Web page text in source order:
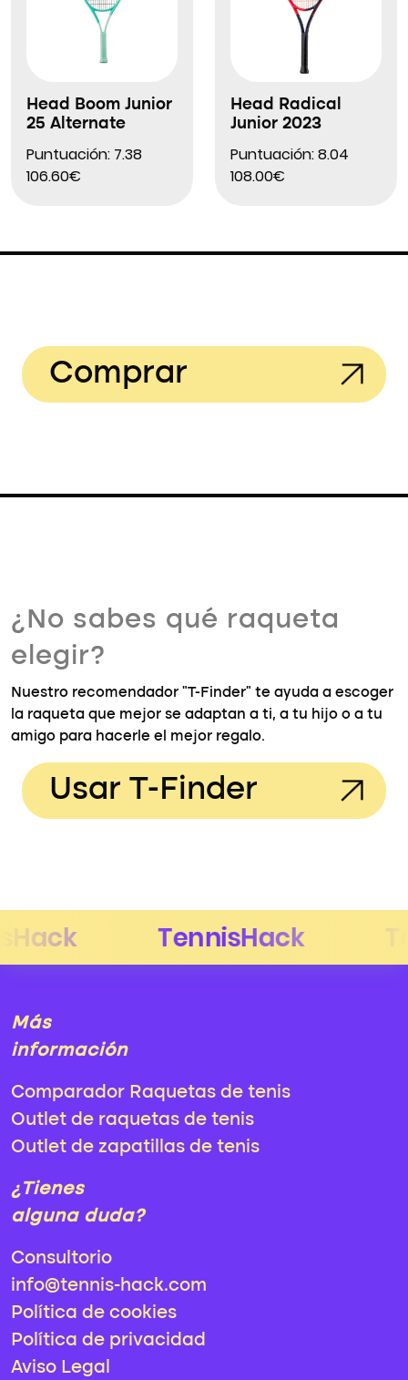
Head Boom Junior
25 Alternate
Puntuación: 7.38
106.60€
Head Radical
Junior 2023
Puntuación: 8.04
108.00€
Comprar
¿No sabes qué raqueta
elegir?
Nuestro recomendador "T-Finder" te ayuda a escoger
la raqueta que mejor se adaptan a ti, a tu hijo o a tu
amigo para hacerle el mejor regalo.
Usar T-Finder
Más
información
Comparador Raquetas de tenis
Outlet de raquetas de tenis
Outlet de zapatillas de tenis
¿Tienes
alguna duda?
Consultorio
info@tennis-hack.com
Política de cookies
Política de privacidad
Aviso Legal